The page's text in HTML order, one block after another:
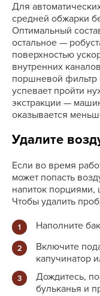
Для
средней обжарки
Оптимальный
остальное —
поверхностью
внутренних
поршневой фильтр
успевает пройти
экстракции —
оказывается
Удалите
Если во время
может попасть
напиток порциями,
Чтобы удалить
Наполните
Включите
капучинатор
Дождитесь,
бульканья и